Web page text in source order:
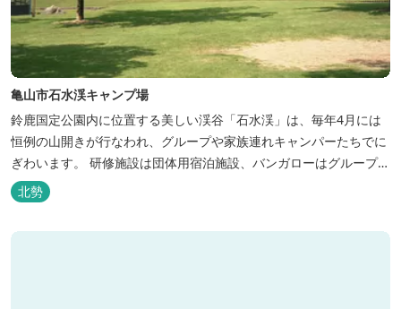
亀山市石水渓キャンプ場
鈴鹿国定公園内に位置する美しい渓谷「石水渓」は、毎年4月には
恒例の山開きが行なわれ、グループや家族連れキャンパーたちでに
ぎわいます。 研修施設は団体用宿泊施設、バンガローはグループ・
家族連れ用宿泊施設として、ハイキングやキャンプの拠点として最
適です。
北勢